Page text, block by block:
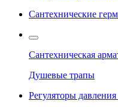
Сантехнические
Сантехническая
Душевые трапы
Регуляторы